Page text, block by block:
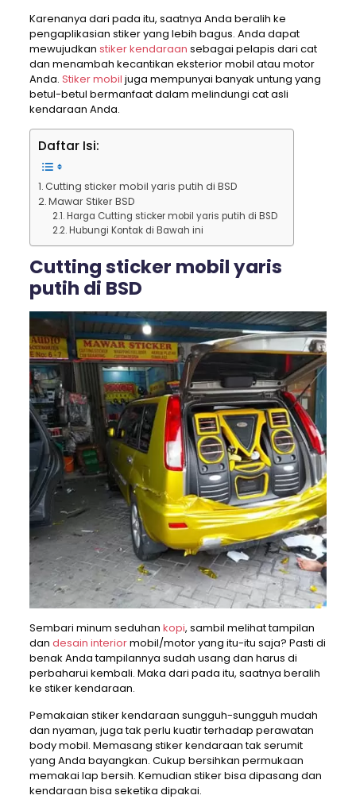
Karenanya dari pada itu, saatnya Anda beralih ke
pengaplikasian stiker yang lebih bagus. Anda dapat
mewujudkan stiker kendaraan sebagai pelapis dari cat
dan menambah kecantikan eksterior mobil atau motor
Anda. Stiker mobil juga mempunyai banyak untung yang
betul-betul bermanfaat dalam melindungi cat asli
kendaraan Anda.
Daftar Isi:
Cutting sticker mobil yaris putih di BSD
Mawar Stiker BSD
Harga Cutting sticker mobil yaris putih di BSD
Hubungi Kontak di Bawah ini
Cutting sticker mobil yaris
putih di BSD
Sembari minum seduhan kopi, sambil melihat tampilan
dan desain interiormobil/motor yang itu-itu saja? Pasti di
benak Anda tampilannya sudah usang dan harus di
perbaharui kembali. Maka dari pada itu, saatnya beralih
ke stiker kendaraan.
Pemakaian stiker kendaraan sungguh-sungguh mudah
dan nyaman, juga tak perlu kuatir terhadap perawatan
body mobil. Memasang stiker kendaraan tak serumit
yang Anda bayangkan. Cukup bersihkan permukaan
memakai lap bersih. Kemudian stiker bisa dipasang dan
kendaraan bisa seketika dipakai.